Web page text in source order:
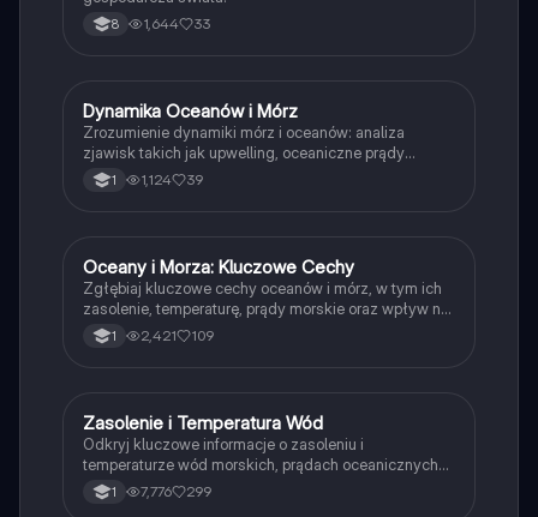
8 1,644 33
Geografia
Dynamika Oceanów i Mórz
Zrozumienie dynamiki mórz i oceanów: analiza
zjawisk takich jak upwelling, oceaniczne prądy
morskie oraz ich wpływ na klimat. Materiał obejmuje
kluczowe koncepcje związane z ciepłymi i zimnymi
1 1,124 39
Geografia
Oceany i Morza: Kluczowe Cechy
Zgłębiaj kluczowe cechy oceanów i mórz, w tym ich
zasolenie, temperaturę, prądy morskie oraz wpływ na
środowisko. Dowiedz się o różnorodności mórz,
takich jak Morze Bałtyckie, oraz o zjawiskach takich
1 2,421 109
Geografia
Zasolenie i Temperatura Wód
Odkryj kluczowe informacje o zasoleniu i
temperaturze wód morskich, prądach oceanicznych
oraz cyklu hydrologicznym. Dowiedz się, jak różne
czynniki wpływają na zasoby wodne Ziemi, w tym
1 7,776 299